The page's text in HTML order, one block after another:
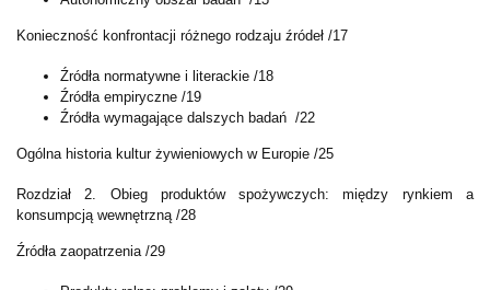
Konieczność konfrontacji różnego rodzaju źródeł /17
Źródła normatywne i literackie /18
Źródła empiryczne /19
Źródła wymagające dalszych badań /22
Ogólna historia kultur żywieniowych w Europie /25
Rozdział 2. Obieg produktów spożywczych: między rynkiem a
konsumpcją wewnętrzną /28
Źródła zaopatrzenia /29